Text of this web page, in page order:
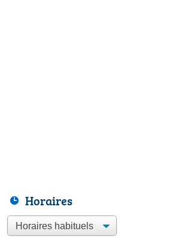
Horaires